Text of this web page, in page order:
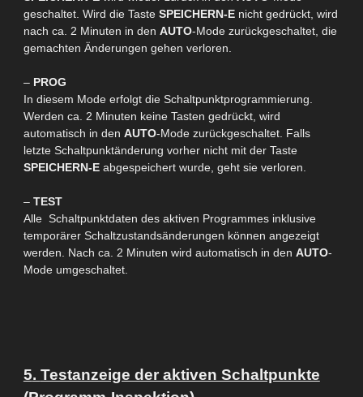
geschaltet. Wird die Taste SPEICHERN-Enicht gedrückt, wird
nach ca. 2 Minuten in den AUTO-Mode zurückgeschaltet, die
gemachten Änderungen gehen verloren.
– PROG
In diesem Mode erfolgt die Schaltpunktprogrammierung.
Werden ca. 2 Minuten keine Tasten gedrückt, wird
automatisch in den AUTO-Mode zurückgeschaltet. Falls
letzte Schaltpunktänderung vorher nicht mit der Taste
SPEICHERN-Eabgespeichert wurde, geht sie verloren.
– TEST
Alle Schaltpunktdaten des aktiven Programmes inklusive
temporärer Schaltzustandsänderungen können angezeigt
werden. Nach ca. 2 Minuten wird automatisch in den AUTO-
Mode umgeschaltet.
5. Testanzeige der aktiven Schaltpunkte